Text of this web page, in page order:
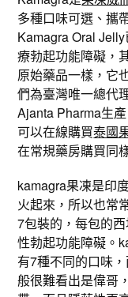
多種口味可選、攜
Kamagra Oral
療勃起功能障礙，
原始藥品一樣，它
們為臺灣唯一總代
Ajanta Pharma生
可以在線購買泰國
在常規藥房購買同
kamagra果凍是印
火起來，所以也常
7包裝的，每包的
性勃起功能障礙。
有7種不同的口味
般很難看出是偉哥